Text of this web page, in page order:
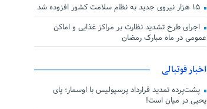
۱۵ هزار نیروی جدید به نظام سلامت کشور افزوده شد
اجرای طرح تشدید نظارت بر مراکز غذایی و اماکن
عمومی در ماه مبارک رمضان
اخبار فوتبالی
پشت‌پرده تمدید قرارداد پرسپولیس با اوسمار؛ پای
یحیی در میان است!